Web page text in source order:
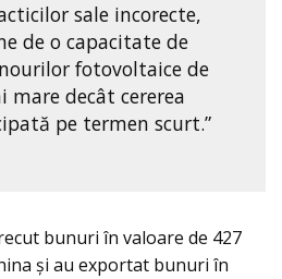
sale incorecte,
de o capacitate de
fotovoltaice de
mare decât cererea
pe termen scurt.”
bunuri în valoare de 427
şi au exportat bunuri în